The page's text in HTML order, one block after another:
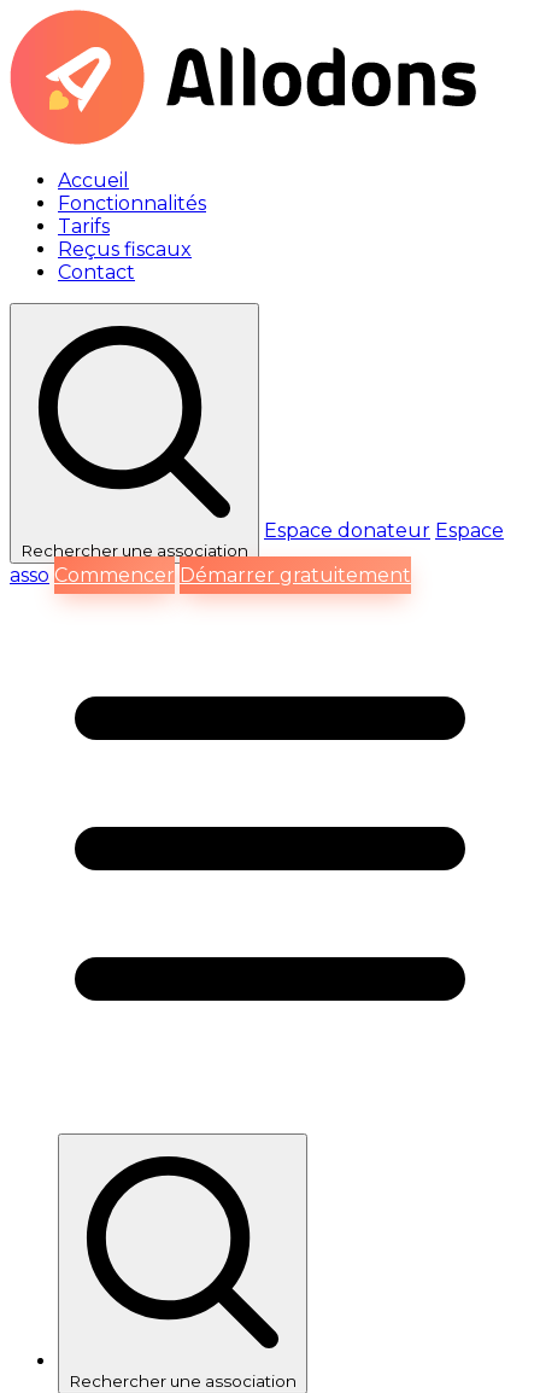
Accueil
Fonctionnalités
Tarifs
Reçus fiscaux
Contact
Rechercherune association
Espace donateur Espace
asso Commencer Démarrer gratuitement
Rechercher une association